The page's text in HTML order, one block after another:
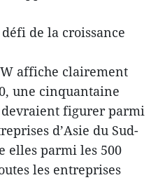
de la croissance
affiche clairement
une cinquantaine
devraient figurer parmi
d’Asie du Sud-
elles parmi les 500
les entreprises